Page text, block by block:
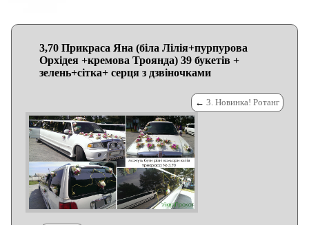
3,70 Прикраса Яна (біла Лілія+пурпурова
Орхідея +кремова Троянда) 39 букетів +
зелень+сітка+ серця з дзвіночками
← 3. Новинка! Ротанг